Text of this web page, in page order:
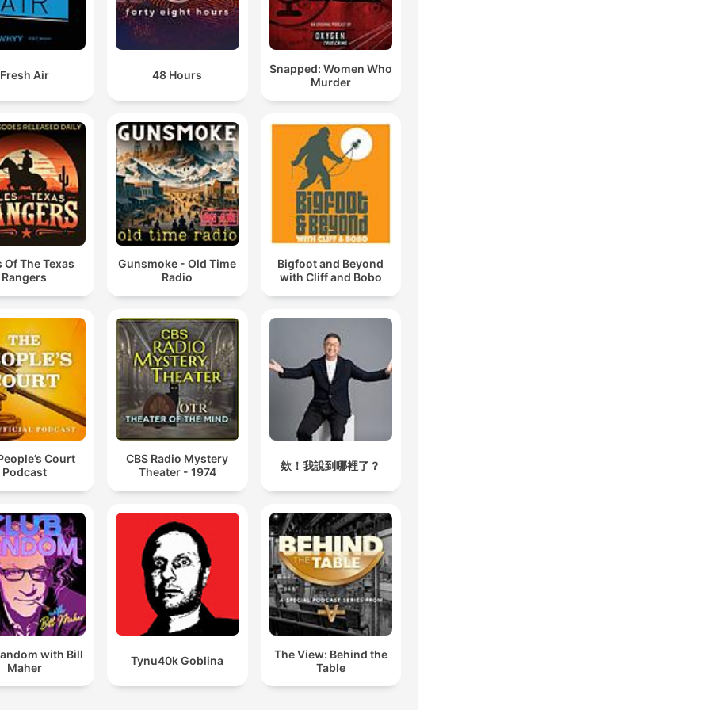
Fresh Air 48 Hours
Snapped: Women Who
Murder
Of The Texas
Rangers
Gunsmoke - Old Time
Radio
Bigfoot and Beyond
with Cliff and Bobo
Court
Podcast
CBS Radio Mystery
Theater - 1974
欸！我說到哪裡了？
with Bill
Maher
Tynu40k Goblina
The View: Behind the
Table